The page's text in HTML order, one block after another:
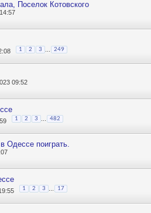
Поселок Котовского
1 2 3 249
09:52
1 2 3 ... 482
Одессе поиграть.
1 2 3 ... 17